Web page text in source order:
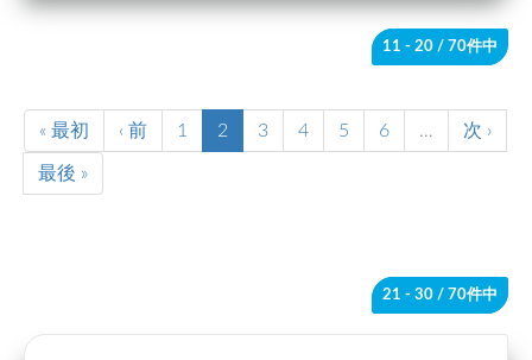
11 - 20 / 70件中
« 最初 ‹ 前 1 2 3 4 5 6 … 次 ›
最後 »
21 - 30 / 70件中